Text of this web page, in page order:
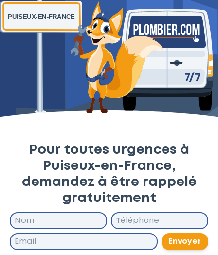
PUISEUX-EN-FRANCE
Pour toutes urgences à
Puiseux-en-France,
demandez à être rappelé
gratuitement
Envoyer